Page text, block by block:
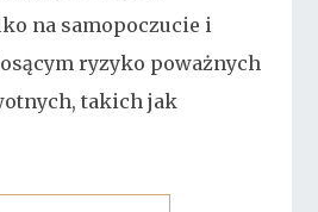
na samopoczucie i
ryzyko poważnych
takich jak